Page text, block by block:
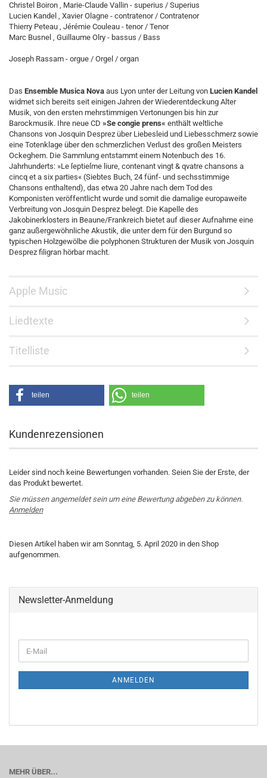
Christel Boiron , Marie-Claude Vallin - superius / Superius
Lucien Kandel , Xavier Olagne - contratenor / Contratenor
Thierry Peteau , Jérémie Couleau - tenor / Tenor
Marc Busnel , Guillaume Olry - bassus / Bass
Joseph Rassam - orgue / Orgel / organ
Das Ensemble Musica Nova aus Lyon unter der Leitung von Lucien Kandel
widmet sich bereits seit einigen Jahren der Wiederentdeckung Alter
Musik, von den ersten mehrstimmigen Vertonungen bis hin zur
Barockmusik. Ihre neue CD »Se congie prens« enthält weltliche
Chansons von Josquin Desprez über Liebesleid und Liebesschmerz sowie
eine Totenklage über den schmerzlichen Verlust des großen Meisters
Ockeghem. Die Sammlung entstammt einem Notenbuch des 16.
Jahrhunderts: »Le ſeptieſme liure, contenant vingt & qvatre chansons a
cincq et a six parties« (Siebtes Buch, 24 fünf- und sechsstimmige
Chansons enthaltend), das etwa 20 Jahre nach dem Tod des
Komponisten veröffentlicht wurde und somit die damalige europaweite
Verbreitung von Josquin Desprez belegt. Die Kapelle des
Jakobinerklosters in Beaune/Frankreich bietet auf dieser Aufnahme eine
ganz außergewöhnliche Akustik, die unter dem für den Burgund so
typischen Holzgewölbe die polyphonen Strukturen der Musik von Josquin
Desprez filigran hörbar macht.
Apple Music
Liedtexte
Titelliste
teilen teilen
Kundenrezensionen
Leider sind noch keine Bewertungen vorhanden. Seien Sie der Erste, der
das Produkt bewertet.
Sie müssen angemeldet sein um eine Bewertung abgeben zu können.
Anmelden
Diesen Artikel haben wir am Sonntag, 5. April 2020 in den Shop
aufgenommen.
Newsletter-Anmeldung
ZUR
E-
Mail
ANMELDEN
MEHR ÜBER...